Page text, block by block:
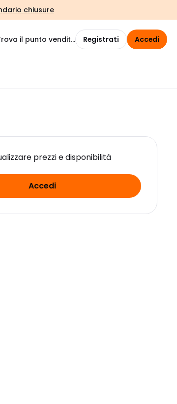
chiusure
il punto vendita Registrati Accedi
prezzi e disponibilità
Accedi